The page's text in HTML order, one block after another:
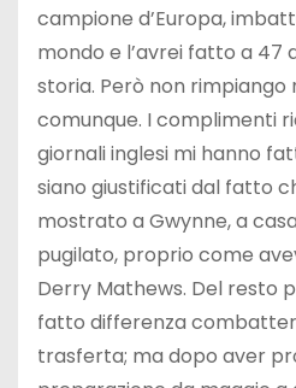
campione d’Europa,
mondo e l’avrei fatto a 47
storia. Però non rimpiango
comunque. I complimenti
giornali inglesi mi hanno
siano giustificati dal fatto
mostrato a Gwynne, a
pugilato, proprio come
Derry Mathews. Del resto
fatto differenza
trasferta; ma dopo aver